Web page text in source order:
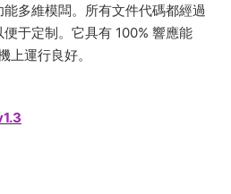
多維模闆。所有文件代碼都經過
于定制。它具有 100% 響應能
運行良好。